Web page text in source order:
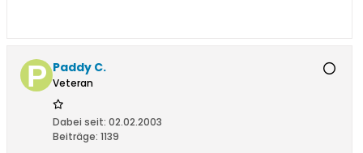
Paddy C.
Veteran
Dabei seit: 02.02.2003
Beiträge: 1139